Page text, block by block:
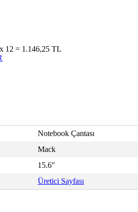
12 = 1.146,25 TL
Notebook Çantası
Mack
15.6"
Üretici Sayfası